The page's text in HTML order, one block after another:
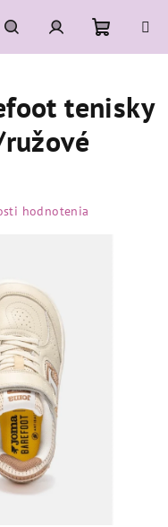
HľadaťPrihlásenie
košík
tenisky
hodnotenia